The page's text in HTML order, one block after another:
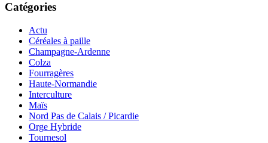
Catégories
Actu
Céréales à paille
Champagne-Ardenne
Colza
Fourragères
Haute-Normandie
Interculture
Maïs
Nord Pas de Calais / Picardie
Orge Hybride
Tournesol